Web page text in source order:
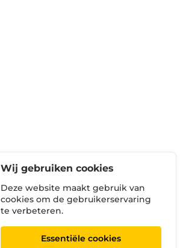
Wij gebruiken cookies
Deze website maakt gebruik van
cookies om de gebruikerservaring
te verbeteren.
Essentiële cookies